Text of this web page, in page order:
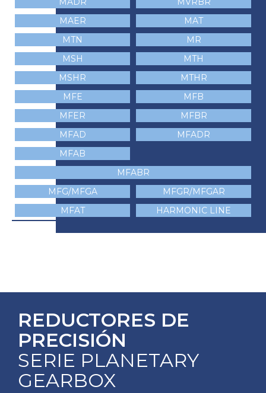
MAER
MAT
MTN
MR
MSH
MTH
MSHR
MTHR
MFE
MFB
MFER
MFBR
MFAD
MFADR
MFAB
MFABR
MFG/MFGA
MFGR/MFGAR
MFAT
HARMONIC LINE
REDUCTORES DE
PRECISIÓN
SERIE PLANETARY
GEARBOX